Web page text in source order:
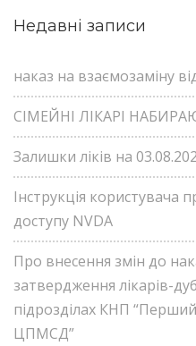
Недавні записи
наказ на взаємозаміну
СІМЕЙНІ ЛІКАРІ
Залишки ліків на
Інструкція користувача
доступу NVDA
Про внесення змін до
затвердження лікарів-
підрозділах КНП
ЦПМСД”